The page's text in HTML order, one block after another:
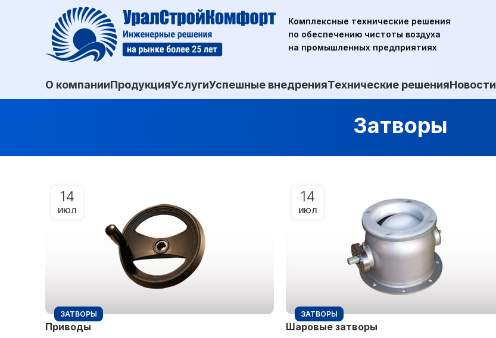
Комплексные технические решения
по обеспечению чистоты воздуха
на промышленных предприятиях
О компанииПродукцияУслугиУспешные внедренияТехнические решенияНовости
Затворы
14
ИЮЛ
ЗАТВОРЫ
Приводы
14
ИЮЛ
ЗАТВОРЫ
Шаровые затворы